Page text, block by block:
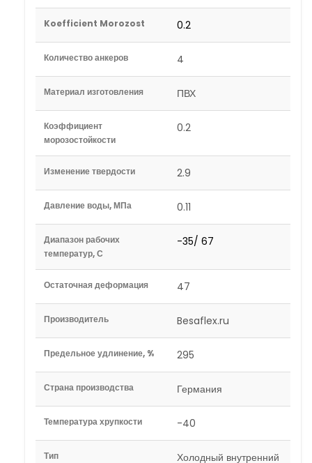
Koefficient Morozost 0.2
Количество анкеров 4
Материал изготовления ПВХ
Коэффициент
морозостойкости
0.2
Изменение твердости 2.9
Давление воды, МПа 0.11
Диапазон рабочих
температур, С
-35/ 67
Остаточная деформация 47
Производитель Besaflex.ru
Предельное удлинение, % 295
Страна производства Германия
Температура хрупкости -40
Тип
Холодный внутренний